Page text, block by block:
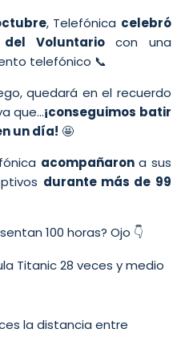
, Telefónica celebró
Voluntariocon una
telefónico 📞
quedará en el recuerdo
que…¡conseguimos batir
un día! 🤩
acompañaron a sus
durante más de 99
100 horas? Ojo 👇
Titanic 28 veces y medio
la distancia entre